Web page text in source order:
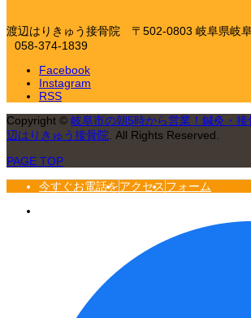
渡辺はりきゅう接骨院
〒502-0803 岐阜県岐
058-374-1839
Facebook
Instagram
RSS
Copyright © 岐阜市の朝5時から営業！鍼灸・
辺はりきゅう接骨院 . All Rights Reserved.
PAGE TOP
今すぐお電話を アクセス フォーム